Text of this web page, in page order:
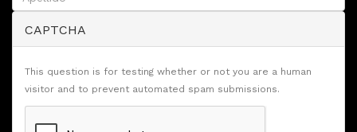
CAPTCHA
This question is for testing whether or not you are a human
visitor and to prevent automated spam submissions.